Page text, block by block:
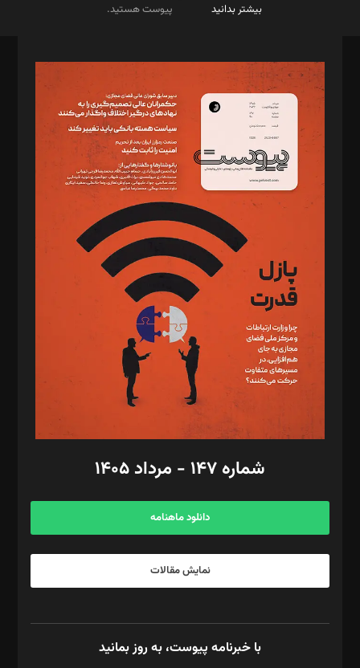
بیشتر بدانید
پیوست هستید.
مدیر مسئول: محمدباقر اثنی‌عشری
سردبیر: مهرک محمودی
دبیر تحریریه: میثم قاسمی
د‌بیر ناداستان: سمانه سمیع
د‌بیر خدمت و تجارت: ابوالفضل رجبی
د‌بیر حقوق فناوری: حسام‌الدین ایپکچی
د‌بیر پیوست جهان: مینا پاکدل
د‌بیر تحریریه آنلاین: بابک نقاش
تحریریه‌: مجتبی محمود‌ی، آرش برهمند، یسنا امان‌پور، سروش کرمیان،
مصطفی مسجدی آرانی، ابوالفضل رجبی، زهرا فکرانه، فائزه فتحی
رستمی،مصطفی باستان
ویرایش: نگار استاد‌‌آقا
طراح یونیفرم: مجید توکلی
فیلمبرداری و عکاسی: امیر شفیعی، مانی لطفی زاده
گرافیک و صفحه‌آرایی: سید‌سبحان‌علی ثابت
مد‌یر توسعه تجاری: کامبیز برید‌
امور مالی: شاپور رهبری، محمد‌ کاظمی‌نیا
آگهی و مشترکین: ۰۹۱۹۹۹۹۰۴۵۴
شماره ۱۴۷ - مرداد ۱۴۰۵
دانلود ماهنامه
نمایش مقالات
با خبرنامه پیوست، به روز بمانید